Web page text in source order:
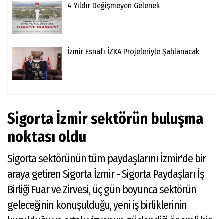
4 Yıldır Değişmeyen Gelenek
İzmir Esnafı İZKA Projeleriyle Şahlanacak
Sigorta İzmir sektörün buluşma
noktası oldu
Sigorta sektörünün tüm paydaşlarını İzmir'de bir
araya getiren Sigorta İzmir - Sigorta Paydaşları İş
Birliği Fuar ve Zirvesi, üç gün boyunca sektörün
geleceğinin konuşulduğu, yeni iş birliklerinin